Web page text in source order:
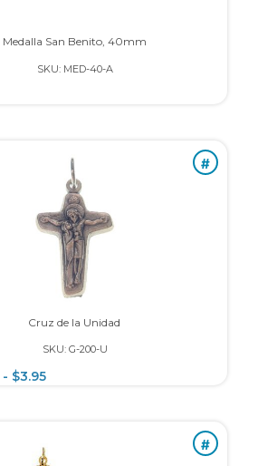
Medalla San Benito, 40mm
SKU: MED-40-A
#
Cruz de la Unidad
SKU: G-200-U
- $3.95
#